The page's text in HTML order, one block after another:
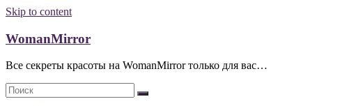
Skip to content
WomanMirror
Все секреты красоты на WomanMirror только для вас…